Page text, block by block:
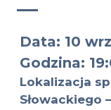
Data: 10
Godzina:
Lokalizacja
Słowackiego